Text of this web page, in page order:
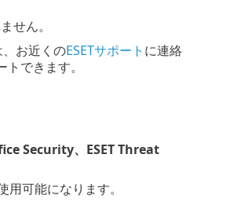
せん。
お近くのESETサポート に連絡
できます。
Security、ESET Threat
可能になります。